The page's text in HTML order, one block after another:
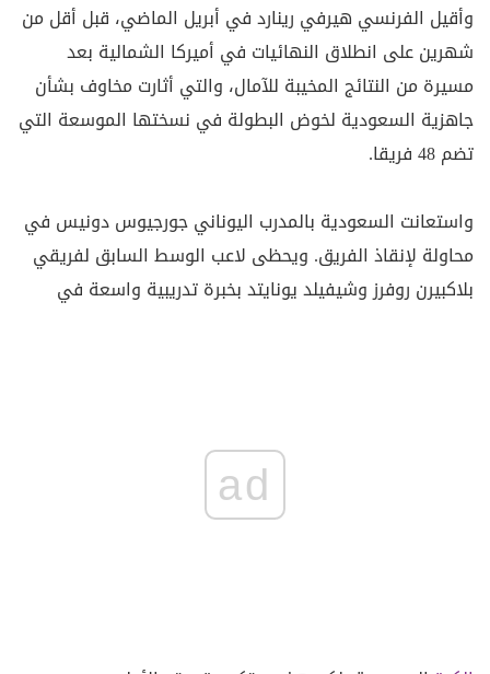
وأقيل الفرنسي هيرفي رينارد في أبريل الماضي، قبل أقل من
شهرين على انطلاق النهائيات في أميركا ⁠الشمالية بعد
مسيرة من النتائج المخيبة للآمال، والتي أثارت مخاوف بشأن
جاهزية السعودية لخوض البطولة في نسختها الموسعة التي
تضم 48 فريقا.
واستعانت السعودية بالمدرب اليوناني جورجيوس دونيس في
محاولة لإنقاذ الفريق. ويحظى لاعب الوسط السابق لفريقي
بلاكبيرن روفرز وشيفيلد يونايتد بخبرة تدريبية واسعة في
ad